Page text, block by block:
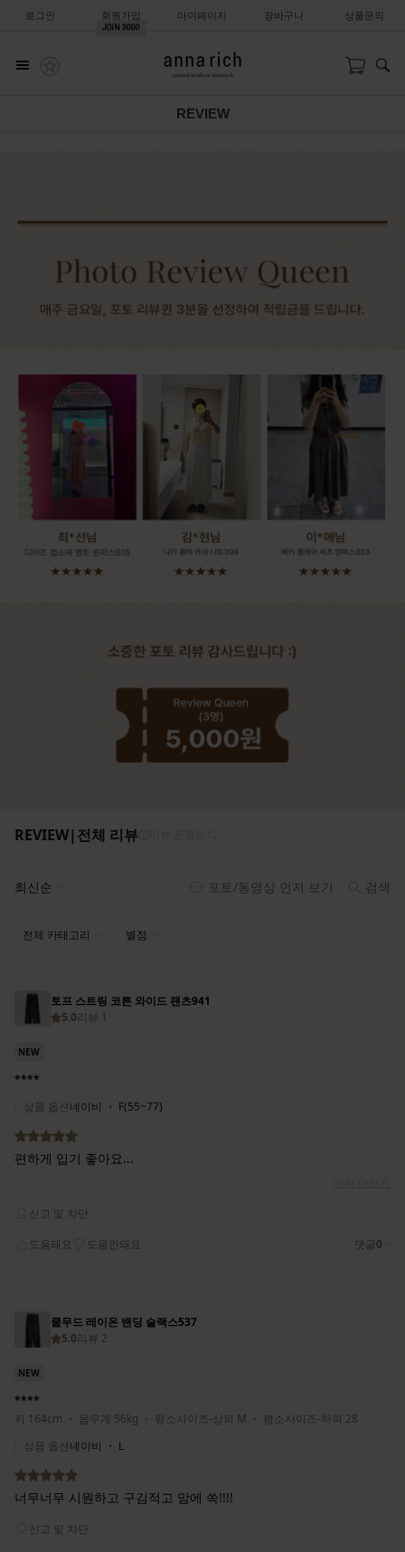
로그인 회원가입
JOIN 3000
마이페이지 장바구니 상품문의
REVIEW